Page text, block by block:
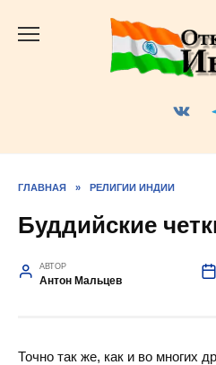
ГЛАВНАЯ » РЕЛИГИИ ИНДИИ
Буддийские
АВТОР
Антон Мальцев
Точно так же, как и во многих